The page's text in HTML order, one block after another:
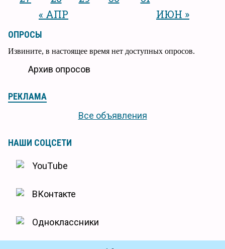
« АПР ИЮН »
ОПРОСЫ
Извините, в настоящее время нет доступных опросов.
Архив опросов
РЕКЛАМА
Все объявления
НАШИ СОЦСЕТИ
YouTube
ВКонтакте
Одноклассники